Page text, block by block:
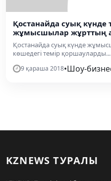
Қостанайда суық
жұмысшылар жұрттың
Қостанайда суық күнде
көшедегі темір қоршауларды...
9 қараша 2018•Шоу-
KZNEWS ТУРАЛЫ